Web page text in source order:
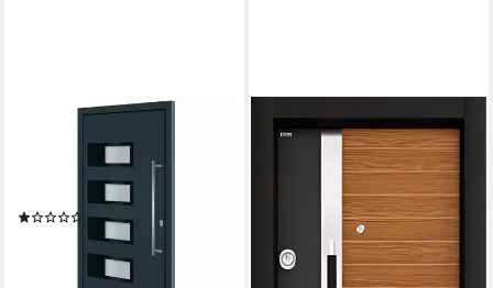
Haustür Haustür Anthrazit
110x210 cm Aluminium und
(1)
1.923,99 €
lieferbar - in 6-7 Werktagen bei dir
XLMOEBEL
Haustür XLMOEBEL BAK-30
Kompletttür braun Aluminium
Kunststoff (Kompletttür, 1-St),
Made in Europa
1.569,00 €
UVP2.000,00 €
-22%